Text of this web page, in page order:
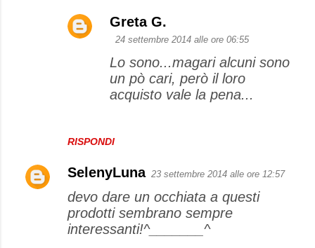
RISPONDI
Greta G.
24 settembre 2014 alle ore 06:55
Lo sono...magari alcuni sono
un pò cari, però il loro
acquisto vale la pena...
SelenyLuna 23 settembre 2014 alle ore 12:57
devo dare un occhiata a questi
prodotti sembrano sempre
interessanti!^_______^